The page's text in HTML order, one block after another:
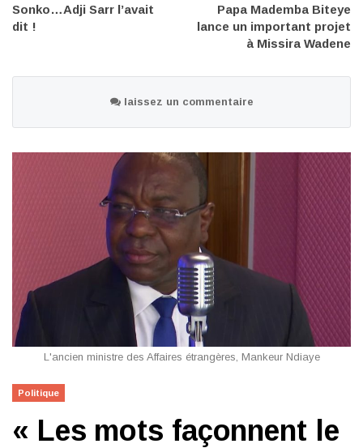
Sonko…Adji Sarr l’avait
dit !
Papa Mademba Biteye
lance un important projet
à Missira Wadene
laissez un commentaire
L'ancien ministre des Affaires étrangères, Mankeur Ndiaye
Politique
« Les mots façonnent le